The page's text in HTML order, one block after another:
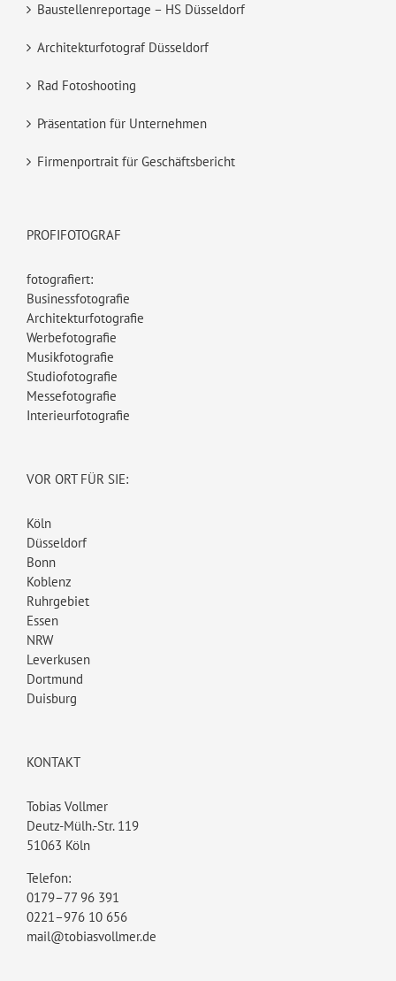
Baustellenreportage – HS Düsseldorf
Architekturfotograf Düsseldorf
Rad Fotoshooting
Präsentation für Unternehmen
Firmenportrait für Geschäftsbericht
PROFIFOTOGRAF
fotografiert:
Businessfotografie
Architekturfotografie
Werbefotografie
Musikfotografie
Studiofotografie
Messefotografie
Interieurfotografie
VOR ORT FÜR SIE:
Köln
Düsseldorf
Bonn
Koblenz
Ruhrgebiet
Essen
NRW
Leverkusen
Dortmund
Duisburg
KONTAKT
Tobias Vollmer
Deutz-Mülh.-Str. 119
51063 Köln
Telefon:
0179–77 96 391
0221–976 10 656
mail@tobiasvollmer.de